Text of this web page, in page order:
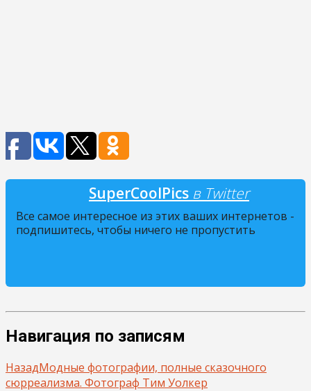
SuperCoolPics в Twitter
Все самое интересное из этих ваших интернетов -
подпишитесь, чтобы ничего не пропустить
Навигация по записям
НазадМодные фотографии, полные сказочного
сюрреализма. Фотограф Тим Уолкер